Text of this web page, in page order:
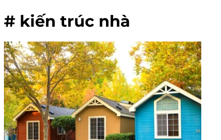
# kiến trúc nhà